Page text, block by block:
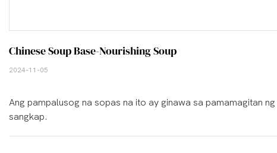
Chinese Soup Base-Nourishing Soup
2024-11-05
Ang pampalusog na sopas na ito ay ginawa sa pamamagitan
sangkap.